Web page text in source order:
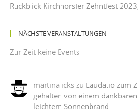
Rückblick Kirchhorster Zehntfest
NÄCHSTE VERANSTALTUNGEN
Zur Zeit keine Events
martina ickszu Laudatio zum
gehalten von einem
leichtem Sonnenbrand